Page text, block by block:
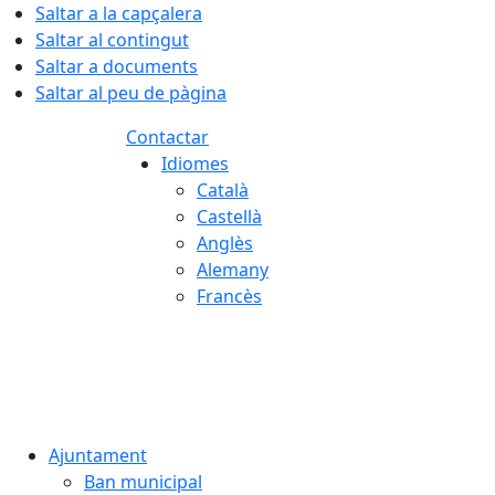
Saltar a la capçalera
Saltar al contingut
Saltar a documents
Saltar al peu de pàgina
Contactar
Idiomes
Català
Castellà
Anglès
Alemany
Francès
Ajuntament
Ban municipal